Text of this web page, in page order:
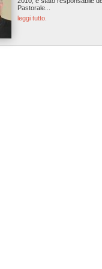
Pastorale...
leggi tutto.